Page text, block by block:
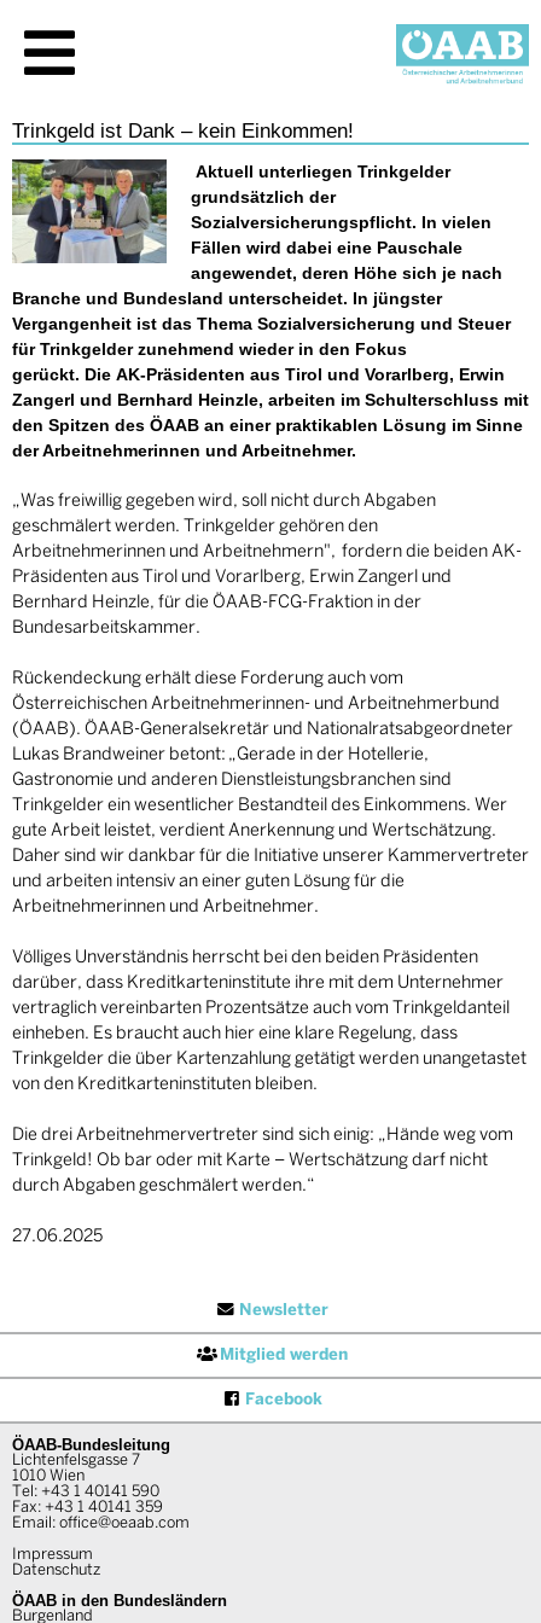
Trinkgeld ist Dank – kein Einkommen!
Aktuell unterliegen Trinkgelder
grundsätzlich der
Sozialversicherungspflicht. In vielen
Fällen wird dabei eine Pauschale
angewendet, deren Höhe sich je nach
Branche und Bundesland unterscheidet. In jüngster
Vergangenheit ist das Thema Sozialversicherung und Steuer
für Trinkgelder zunehmend wieder in den Fokus
gerückt. Die AK-Präsidenten aus Tirol und Vorarlberg, Erwin
Zangerl und Bernhard Heinzle, arbeiten im Schulterschluss mit
den Spitzen des ÖAAB an einer praktikablen Lösung im Sinne
der Arbeitnehmerinnen und Arbeitnehmer.
„Was freiwillig gegeben wird, soll nicht durch Abgaben
geschmälert werden. Trinkgelder gehören den
Arbeitnehmerinnen und Arbeitnehmern", fordern die beiden AK-
Präsidenten aus Tirol und Vorarlberg, Erwin Zangerl und
Bernhard Heinzle, für die ÖAAB-FCG-Fraktion in der
Bundesarbeitskammer.
Rückendeckung erhält diese Forderung auch vom
Österreichischen Arbeitnehmerinnen- und Arbeitnehmerbund
(ÖAAB). ÖAAB-Generalsekretär und Nationalratsabgeordneter
Lukas Brandweiner betont: „Gerade in der Hotellerie,
Gastronomie und anderen Dienstleistungsbranchen sind
Trinkgelder ein wesentlicher Bestandteil des Einkommens. Wer
gute Arbeit leistet, verdient Anerkennung und Wertschätzung.
Daher sind wir dankbar für die Initiative unserer Kammervertreter
und arbeiten intensiv an einer guten Lösung für die
Arbeitnehmerinnen und Arbeitnehmer.
Völliges Unverständnis herrscht bei den beiden Präsidenten
darüber, dass Kreditkarteninstitute ihre mit dem Unternehmer
vertraglich vereinbarten Prozentsätze auch vom Trinkgeldanteil
einheben. Es braucht auch hier eine klare Regelung, dass
Trinkgelder die über Kartenzahlung getätigt werden unangetastet
von den Kreditkarteninstituten bleiben.
Die drei Arbeitnehmervertreter sind sich einig: „Hände weg vom
Trinkgeld! Ob bar oder mit Karte – Wertschätzung darf nicht
durch Abgaben geschmälert werden.“
27.06.2025
Newsletter
Mitglied werden
Facebook
ÖAAB-Bundesleitung
Lichtenfelsgasse 7
1010 Wien
Tel: +43 1 40141 590
Fax: +43 1 40141 359
Email: office@oeaab.com
Impressum
Datenschutz
ÖAAB in den Bundesländern
Burgenland